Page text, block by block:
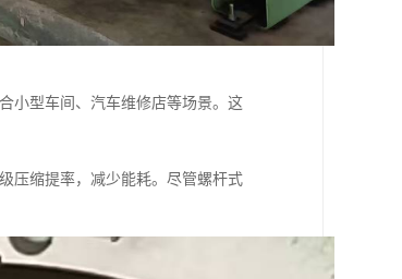
小型车间、汽车维修店等场景。这
压缩提率，减少能耗。尽管螺杆式